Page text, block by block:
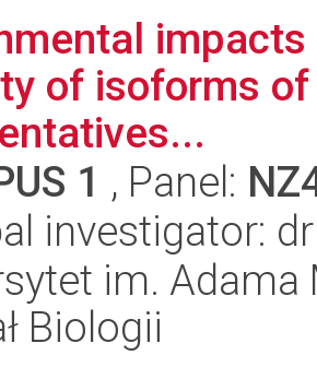
of isoforms
1 , Panel:
investigator:
im.
Biologii